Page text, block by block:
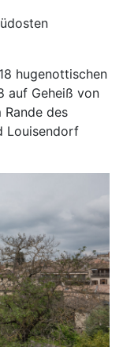
hugenottischen
auf Geheiß von
Rande des
Louisendorf